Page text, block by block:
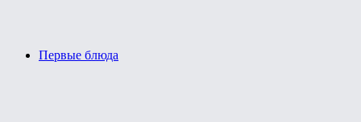
Первые блюда